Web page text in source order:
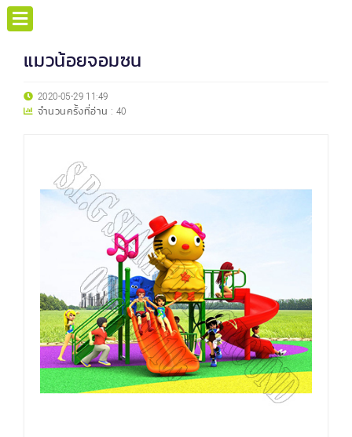
แมวน้อยจอมซน
2020-05-29 11:49
จำนวนครั้งที่อ่าน : 40